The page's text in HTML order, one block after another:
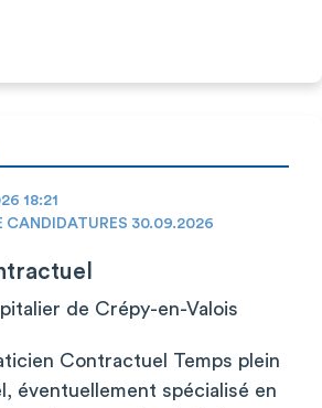
18:21
CANDIDATURES 30.09.2026
de Crépy-en-Valois
Contractuel Temps plein
éventuellement spécialisé en